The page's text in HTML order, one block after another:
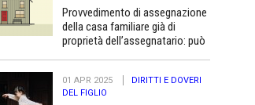
Provvedimento di assegnazione
della casa familiare già di
proprietà dell’assegnatario: può
01 APR 2025
DIRITTI E DOVERI
DEL FIGLIO